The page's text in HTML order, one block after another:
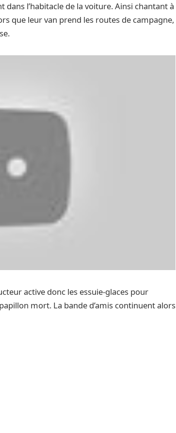
l’habitacle de la voiture. Ainsi chantant à
que leur van prend les routes de campagne,
active donc les essuie-glaces pour
mort. La bande d’amis continuent alors